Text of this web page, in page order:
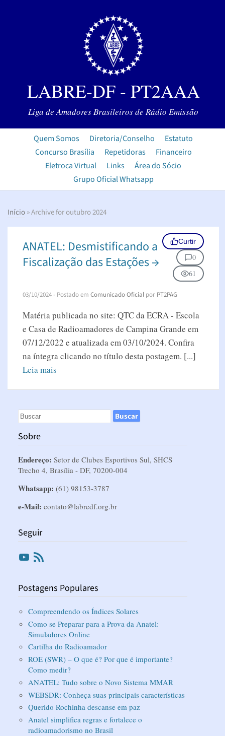
LABRE-DF - PT2AAA
Liga de Amadores Brasileiros de Rádio Emissão
Quem Somos Diretoria/Conselho
Estatuto
Concurso Brasília
Repetidoras
Financeiro
Eletroca Virtual
Links
Área do Sócio
Grupo Oficial Whatsapp
Início» Archive for outubro 2024
ANATEL: Desmistificando a
Fiscalização das Estações →
Curtir
0
61
03/10/2024- Postado em Comunicado Oficial por PT2PAG
Matéria publicada no site: QTC da ECRA - Escola
e Casa de Radioamadores de Campina Grande em
07/12/2022 e atualizada em 03/10/2024. Confira
na íntegra clicando no título desta postagem. [...]
Leia mais
Sobre
Endereço: Setor de Clubes Esportivos Sul, SHCS
Trecho 4, Brasília - DF, 70200-004
Whatsapp: (61) 98153-3787
e-Mail: contato@labredf.org.br
Seguir
Youtube
Postagens Populares
Compreendendo os Índices Solares
Como se Preparar para a Prova da Anatel:
Simuladores Online
Cartilha do Radioamador
ROE (SWR) – O que é? Por que é importante?
Como medir?
ANATEL: Tudo sobre o Novo Sistema MMAR
WEBSDR: Conheça suas principais características
Querido Rochinha descanse em paz
Anatel simplifica regras e fortalece o
radioamadorismo no Brasil